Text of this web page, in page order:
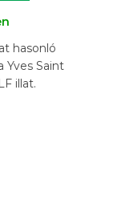
hasonló
Yves Saint
illat.